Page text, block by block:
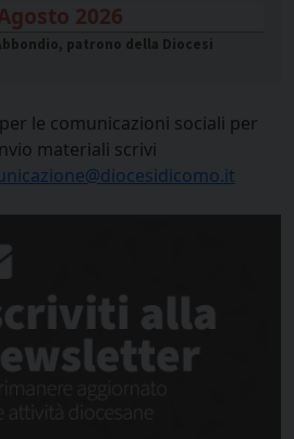
2026
patrono della Diocesi
le comunicazioni sociali per
materiali scrivi